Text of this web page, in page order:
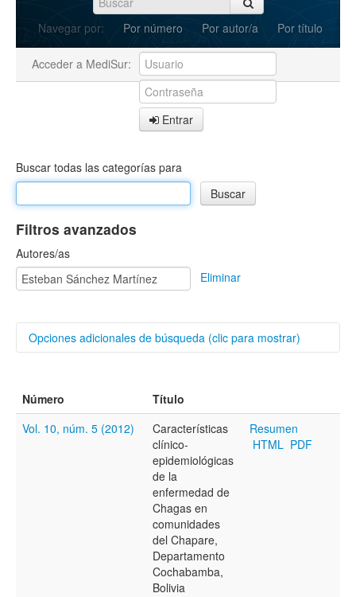
Navegar por: Por número Por autor/a Por título
Acceder a MediSur:
Entrar
Buscar todas las categorías para
Filtros avanzados
Autores/as
Eliminar
Opciones adicionales de búsqueda (clic para mostrar)
Título
Número
Título
Vol. 10, núm. 5 (2012)
Características
clínico-
epidemiológicas
de la
enfermedad de
Chagas en
comunidades
del Chapare,
Departamento
Cochabamba,
Bolivia
Resumen
HTML PDF